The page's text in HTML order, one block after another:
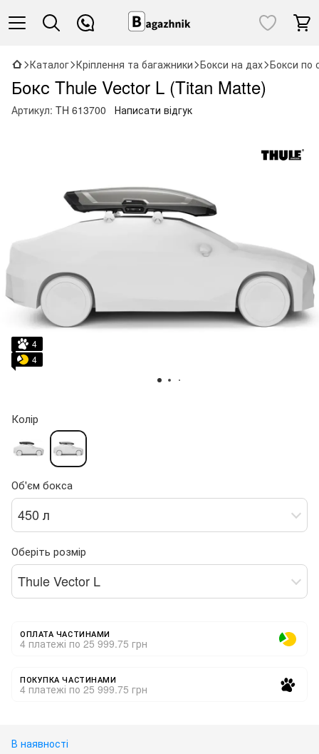
Каталог Кріплення та багажники Бокси на дах Бокси по
Бокс Thule Vector L (Titan Matte)
Артикул: TH 613700 Написати відгук
4
4
Колір
Об'єм бокса
450 л
Оберіть розмір
Thule Vector L
ОПЛАТА ЧАСТИНАМИ
4 платежі по 25 999.75 грн
ПОКУПКА ЧАСТИНАМИ
4 платежі по 25 999.75 грн
В наявності